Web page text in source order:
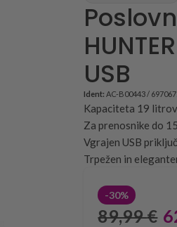
USB
Ident: AC-B00443 /
Kapaciteta 19 litrov
Za prenosnike do
Vgrajen USB
Trpežen in
-30%
89,99€